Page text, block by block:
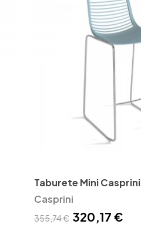
Taburete Mini Casprini
Casprini
355,74 € 320,17 €